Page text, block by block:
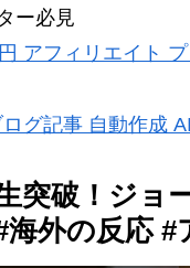
ー必見
アフィリエイト
グ記事 自動作成
突破！ジョ
海外の反応